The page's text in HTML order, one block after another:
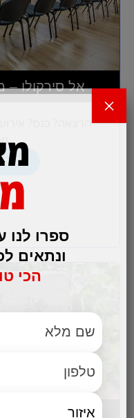
אל סירקולו –
ספרו לנו
ונתאים
הכי
×